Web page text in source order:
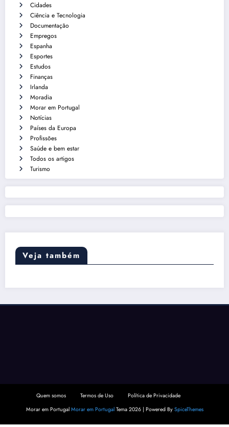
Cidades
Ciência e Tecnologia
Documentação
Empregos
Espanha
Esportes
Estudos
Finanças
Irlanda
Moradia
Morar em Portugal
Notícias
Países da Europa
Profissões
Saúde e bem estar
Todos os artigos
Turismo
Veja também
Quem somos Termos de Uso
Política de Privacidade
Morar em Portugal Morar em PortugalTema 2026 | Powered By SpiceThemes